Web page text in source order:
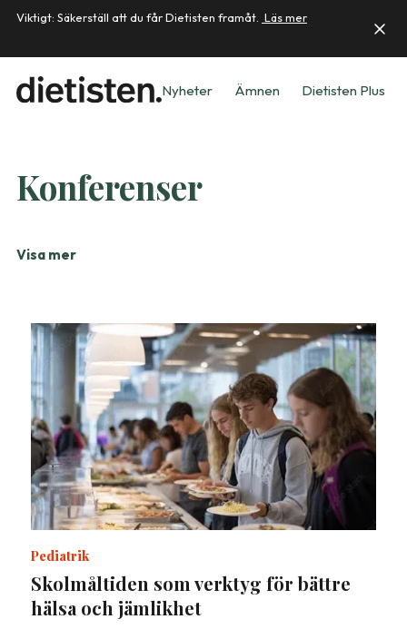
Viktigt: Säkerställ att du får Dietisten framåt. Läs mer
Nyheter Ämnen Dietisten Plus
Konferenser
Visa mer
Pediatrik
Skolmåltiden som verktyg för bättre
hälsa och jämlikhet